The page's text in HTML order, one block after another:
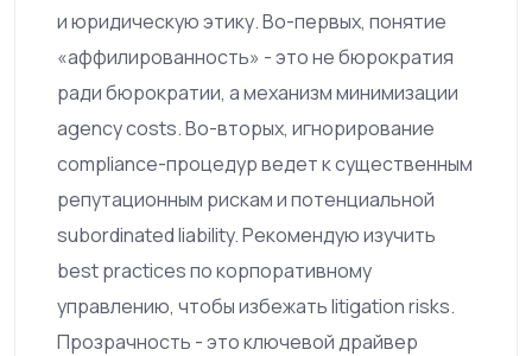
и юридическую этику. Во-первых, понятие
«аффилированность» - это не бюрократия
ради бюрократии, а механизм минимизации
agency costs. Во-вторых, игнорирование
compliance-процедур ведет к существенным
репутационным рискам и потенциальной
subordinated liability. Рекомендую изучить
best practices по корпоративному
управлению, чтобы избежать litigation risks.
Прозрачность - это ключевой драйвер